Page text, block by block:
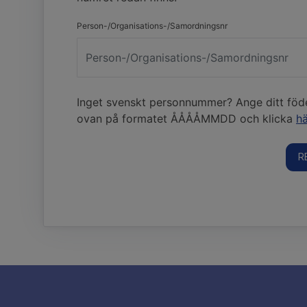
Person-/Organisations-/Samordningsnr
Inget svenskt personnummer? Ange ditt
ovan på formatet ÅÅÅÅMMDD och klicka